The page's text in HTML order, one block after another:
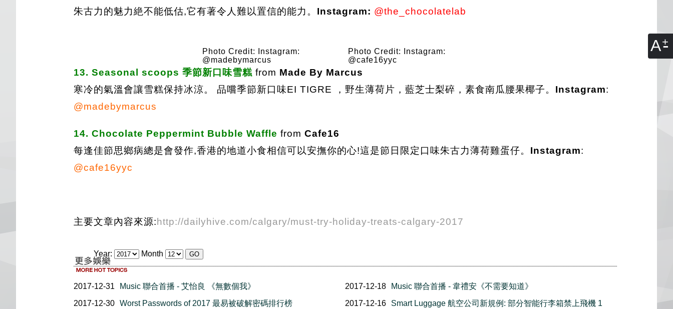
A
朱古力的魅力絶不能低估,它有著令人難以置信的能力。 Instagram: @the_chocolatelab
Photo Credit: Instagram:
@madebymarcus
Photo Credit: Instagram:
@cafe16yyc
13. Seasonal scoops 季節新口味雪糕 from Made By Marcus
寒冷的氣溫會讓雪糕保持冰涼。 品嚐季節新口味EI TIGRE ，野生薄荷片，藍芝士梨碎，素食南瓜腰果椰子。 Instagram:
@madebymarcus
14. Chocolate Peppermint Bubble Waffle from Cafe16
每逢佳節思鄉病總是會發作,香港的地道小食相信可以安撫你的心!這是節日限定口味朱古力薄荷雞蛋仔。 Instagram:
@cafe16yyc
主要文章內容來源: http://dailyhive.com/calgary/must-try-holiday-treats-calgary-2017
Year: Month
2017-12-31
Music 聯合首播 - 艾怡良 《無數個我》
2017-12-30 Worst Passwords of 2017 最易被破解密碼排行榜
2017-12-18
Music 聯合首播 - 韋禮安《不需要知道》
2017-12-16
Smart Luggage 航空公司新規例: 部分智能行李箱禁上飛機 1